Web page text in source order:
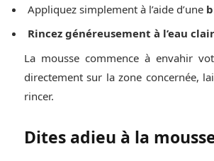
Appliquez simplement à l’aide d’une
Rincez généreusement à l’eau
La mousse commence à envahir
directement sur la zone concernée,
rincer.
Dites adieu à la